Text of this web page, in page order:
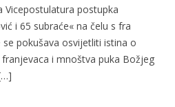
Vicepostulatura postupka
i 65 subraće« na čelu s fra
pokušava osvijetliti istina o
i mnoštva puka Božjeg